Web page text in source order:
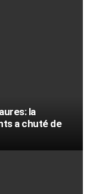
la
a chuté de